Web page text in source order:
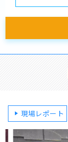
現場レポート